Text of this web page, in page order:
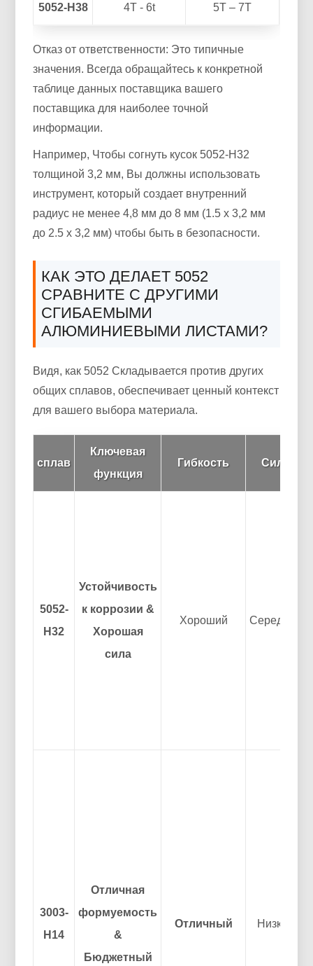
5052-H38 4T - 6t 5T – 7T
Отказ от ответственности: Это типичные
значения. Всегда обращайтесь к конкретной
таблице данных поставщика вашего
поставщика для наиболее точной
информации.
Например, Чтобы согнуть кусок 5052-H32
толщиной 3,2 мм, Вы должны использовать
инструмент, который создает внутренний
радиус не менее 4,8 мм до 8 мм (1.5 x 3,2 мм
до 2.5 x 3,2 мм) чтобы быть в безопасности.
КАК ЭТО ДЕЛАЕТ 5052
СРАВНИТЕ С ДРУГИМИ
СГИБАЕМЫМИ
АЛЮМИНИЕВЫМИ ЛИСТАМИ?
Видя, как 5052 Складывается против других
общих сплавов, обеспечивает ценный контекст
для вашего выбора материала.
сплав
Ключевая
функция
Гибкость Сила
5052-
H32
Устойчивость
к коррозии &
Хорошая
сила
Хороший Середина
3003-
Н14
Отличная
формуемость
&
Бюджетный
Отличный Низкий